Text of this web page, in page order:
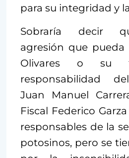
para su integridad y
Sobraría decir
agresión que pueda
Olivares o su
responsabilidad
Juan Manuel
Fiscal Federico
responsables de la
potosinos, pero se